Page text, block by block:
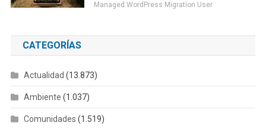
Managed WordPress Migration User
CATEGORÍAS
Actualidad (13.873)
Ambiente (1.037)
Comunidades (1.519)